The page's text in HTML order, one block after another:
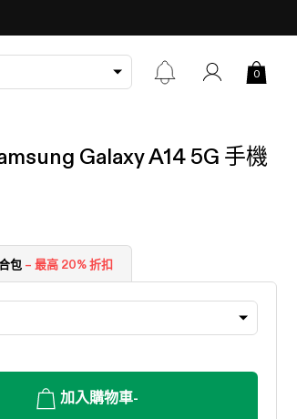
0
Galaxy A14 5G 手機
包 – 最高 20% 折扣
加入購物車-